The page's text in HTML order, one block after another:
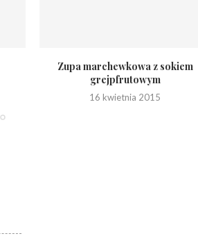
Zupa marchewkowa z sokiem
grejpfrutowym
16 kwietnia 2015